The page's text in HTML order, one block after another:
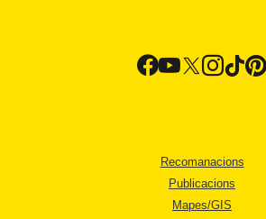
Recomanacions
Publicacions
Mapes/GIS